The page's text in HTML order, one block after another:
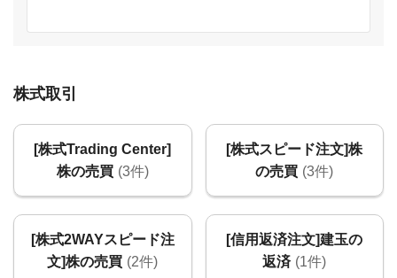
株式取引
[株式Trading Center]
株の売買 (3件)
[株式スピード注文]株
の売買 (3件)
[株式2WAYスピード注
文]株の売買 (2件)
[信用返済注文]建玉の
返済 (1件)